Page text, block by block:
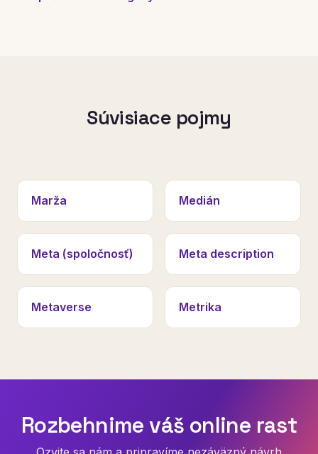
Súvisiace pojmy
Marža Medián
Meta (spoločnosť) Meta description
Metaverse Metrika
Rozbehnime váš online rast